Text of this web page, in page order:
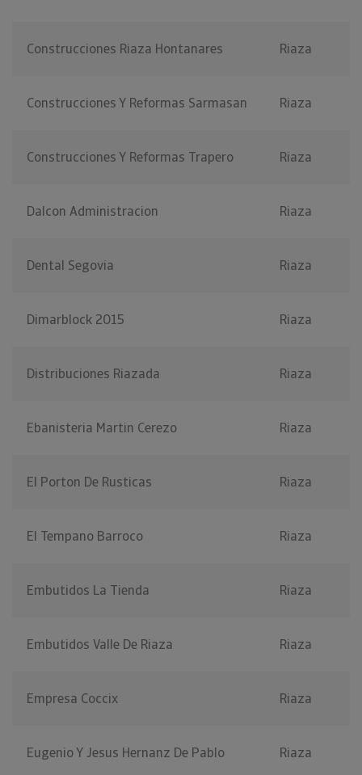
Construcciones Riaza Hontanares Riaza
Construcciones Y Reformas Sarmasan Riaza
Construcciones Y Reformas Trapero Riaza
Dalcon Administracion Riaza
Dental Segovia Riaza
Dimarblock 2015 Riaza
Distribuciones Riazada Riaza
Ebanisteria Martin Cerezo Riaza
El Porton De Rusticas Riaza
El Tempano Barroco Riaza
Embutidos La Tienda Riaza
Embutidos Valle De Riaza Riaza
Empresa Coccix Riaza
Eugenio Y Jesus Hernanz De Pablo Riaza